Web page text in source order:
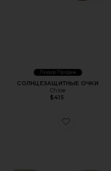
Лидер Продаж
СОЛНЦЕЗАЩИТНЫЕ ОЧКИ
Chloe
$415
Favorite